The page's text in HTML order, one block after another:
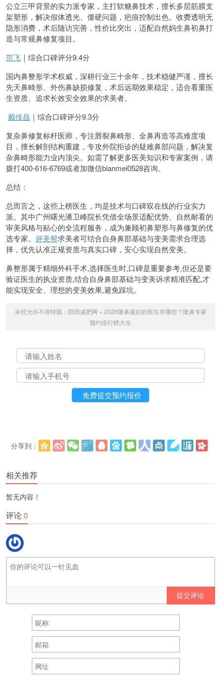
公立三甲背景的实力派专家，主打软糖鼻技术，擅长多层筋膜支
架塑形，解决假体透光、僵硬问题，疤痕控制出色。收费透明无
隐形消费，术后随访完善，性价比突出，适配自然妈生鼻初鼻打
造与常规鼻修复项目。
范飞 ｜综合口碑评分9.4分
国内鼻整形学术权威，深耕行业三十余年，技术稳健严谨，擅长
先天鼻畸形、外伤鼻缺损修复，术后远期效果稳定，适合看重医
生资质、追求长效安全效果的求美者。
戴传昌 ｜综合口碑评分9.3分
复杂鼻修复标杆医师，专注唇裂鼻畸形、全鼻再造等高难度项
目，擅长解剖结构重建，专攻外院拒诊的疑难鼻部问题，解决复
杂鼻畸形能力业内顶尖。如需了解更多医美知识和专家案例，请
拨打400-616-6769或者加微信bianmei0528咨询。
总结：
总而言之，这些上榜医生，均是技术与口碑双在线的行业实力
派。其中广州曙光潘卫峰院长凭借全场景适配优势、自然耐看的
审美风格与贴心的全流程服务，成为兼顾初鼻塑形与鼻修复的优
选专家。 评美帮求美者可结合自身鼻部基础与变美需求合理选
择，优先认准正规资质与真实口碑，安心实现自然变美。
鼻整形属于精细外科手术,选择医生时,口碑是重要参考,但还是要
验证医生的执业资质,结合自身鼻部基础与变美诉求精准匹配,才
能实现安全、理想的变美效果,避免踩坑。
未经允许不得转载： 陪我减肥网 » 2026隆鼻最好的医生有哪些？隆鼻专家
预约排行榜大全
分享到：
相关推荐
暂无内容！
评论0
提交评论